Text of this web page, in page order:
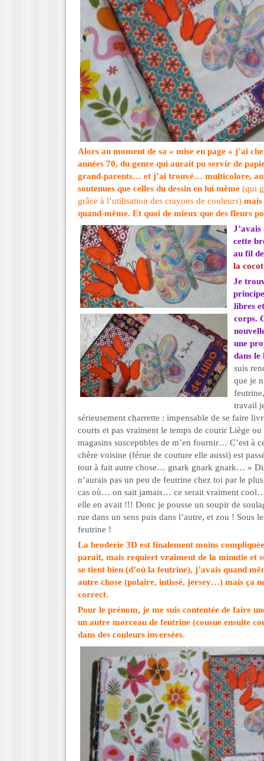
Alors au moment de sa « mise en page » j’ai
années 70, du genre qui aurait pu servir de
grand-parents… et j’ai trouvé… multicolore,
soutenues que celles du dessin en lui même (qui
grâce à l’utilisation des crayons de couleurs)
quand-même. Et quoi de mieux que des fleurs
cette
au fil
la
Je
libres
corps.
une
dans le
suis
que je
travail
sérieusement charrette : impensable de se faire
courts et pas vraiment le temps de courir Liège
magasins susceptibles de m’en fournir… C’est à
chère voisine (férue de couture elle aussi) est
tout à fait autre chose… gnark gnark gnark… «
n’aurais pas un peu de feutrine chez toi par le
cas où… on sait jamais… ce serait vraiment
elle en avait !!! Donc je pousse un soupir de
rue dans un sens puis dans l’autre, et zou ! Sous
feutrine !
La broderie 3D est finalement moins
paraît, mais requiert vraiment de la minutie et
se tient bien (d’où la feutrine), j’avais quand
autre chose (polaire, intissé, jersey…) mais ça
correct.
Pour le prénom, je me suis contentée de faire
un autre morceau de feutrine (cousue ensuite
dans des couleurs inversées.